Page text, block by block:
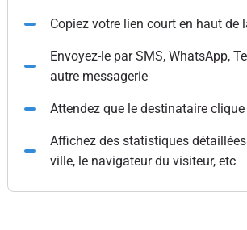
Copiez votre lien court en haut de
Envoyez-le par SMS, WhatsApp,
autre messagerie
Attendez que le destinataire
Affichez des statistiques
ville, le navigateur du visiteur, etc